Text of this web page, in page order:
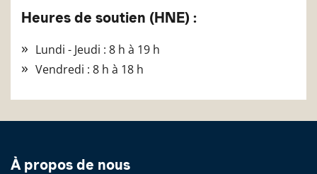
Heures de soutien (HNE) :
Lundi - Jeudi : 8 h à 19 h
Vendredi : 8 h à 18 h
À propos de nous